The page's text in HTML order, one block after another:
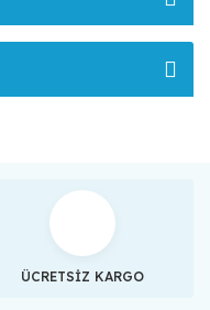
ÜCRETSİZ KARGO